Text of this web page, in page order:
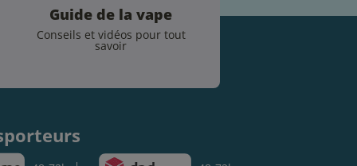
Guide de la vape
Conseils et vidéos pour tout
savoir